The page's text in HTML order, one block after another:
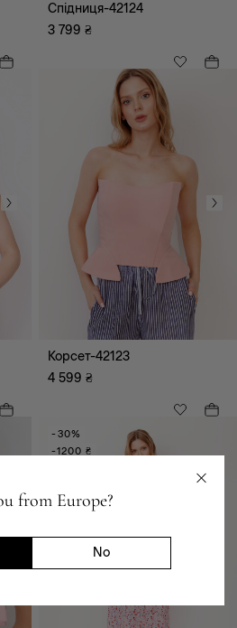
from Europe?
No
червоний
блакитний
Спідниця-42124
3 799 ₴
Корсет-42123
4 599 ₴
-30%
-1200 ₴